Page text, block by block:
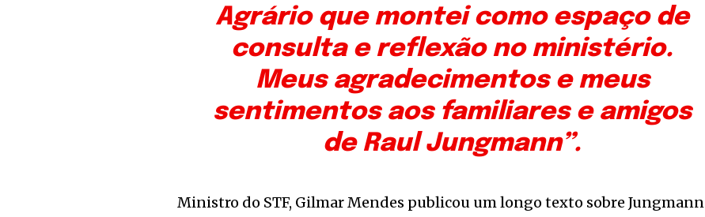
Agrário que montei como espaço de
consulta e reflexão no ministério.
Meus agradecimentos e meus
sentimentos aos familiares e amigos
de Raul Jungmann”.
Ministro do STF, Gilmar Mendes publicou um longo texto sobre Jungmann